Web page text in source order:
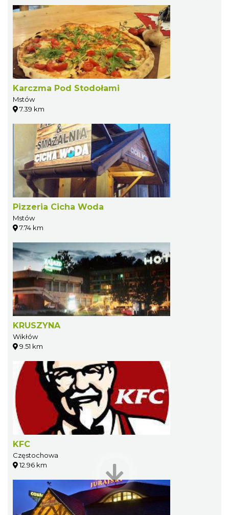
Karczma Pod Stodołami
Mstów
7.39 km
Pizzeria Cicha Woda
Mstów
7.74 km
KRUSZYNA
Wikłów
9.51 km
KFC
Częstochowa
12.96 km